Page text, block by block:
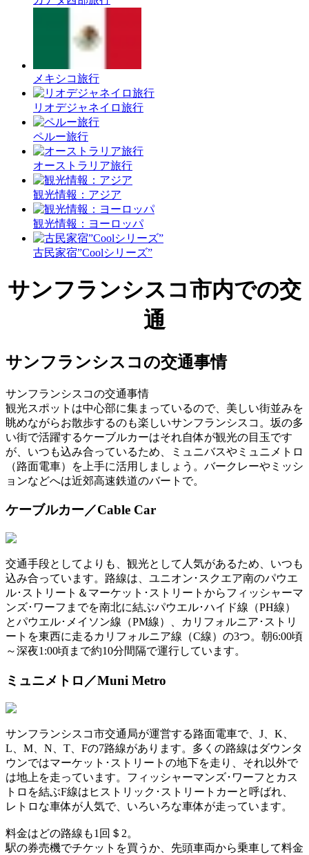
メキシコ旅行
リオデジャネイロ旅行
ペルー旅行
オーストラリア旅行
観光情報：アジア
観光情報：ヨーロッパ
古民家宿”Coolシリーズ”
サンフランシスコ市内での交
通
サンフランシスコの交通事情
サンフランシスコの交通事情
観光スポットは中心部に集まっているので、美しい街並みを
眺めながらお散歩するのも楽しいサンフランシスコ。坂の多
い街で活躍するケーブルカーはそれ自体が観光の目玉です
が、いつも込み合っているため、ミュニバスやミュニメトロ
（路面電車）を上手に活用しましょう。バークレーやミッシ
ョンなどへは近郊高速鉄道のバートで。
ケーブルカー／Cable Car
交通手段としてよりも、観光として人気があるため、いつも
込み合っています。路線は、ユニオン･スクエア南のパウエ
ル･ストリート＆マーケット･ストリートからフィッシャーマ
ンズ･ワーフまでを南北に結ぶパウエル･ハイド線（PH線）
とパウエル･メイソン線（PM線）、カリフォルニア･ストリ
ートを東西に走るカリフォルニア線（C線）の3つ。朝6:00頃
～深夜1:00頃まで約10分間隔で運行しています。
ミュニメトロ／Muni Metro
サンフランシスコ市交通局が運営する路面電車で、J、K、
L、M、N、T、Fの7路線があります。多くの路線はダウンタ
ウンではマーケット･ストリートの地下を走り、それ以外で
は地上を走っています。フィッシャーマンズ･ワーフとカス
トロを結ぶF線はヒストリック･ストリートカーと呼ばれ、
レトロな車体が人気で、いろいろな車体が走っています。
料金はどの路線も1回＄2。
駅の券売機でチケットを買うか、先頭車両から乗車して料金